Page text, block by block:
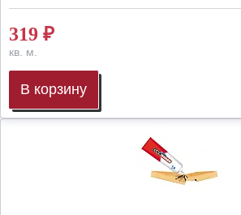
319 ₽
кв. м.
В корзину